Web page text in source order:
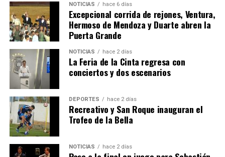
6º DÍA DE LAS FIESTAS COLOMBINAS 2026
hace 5 días Huelvatv
NOTICIAS hace 6 días
Excepcional corrida de rejones, Ventura,
Hermoso de Mendoza y Duarte abren la
Puerta Grande
NOTICIAS hace 2 días
La Feria de la Cinta regresa con
conciertos y dos escenarios
DEPORTES hace 2 días
Recreativo y San Roque inauguran el
Trofeo de la Bella
NOTICIAS hace 2 días